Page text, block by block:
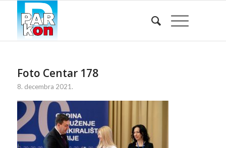
Foto Centar 178
8. decembra 2021.